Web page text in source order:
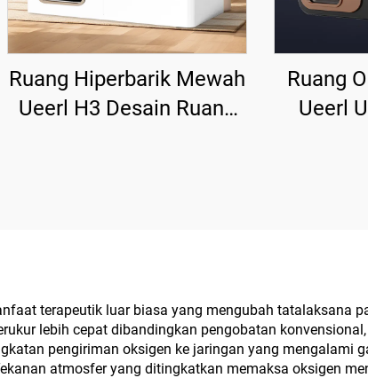
Ruang Hiperbarik Mewah
Ueerl H3 Desain Ruang
Ruang
Ueerl
terapeutik luar biasa yang mengubah tatalaksana
lebih cepat dibandingkan pengobatan
pengiriman oksigen ke jaringan yang mengalami
atmosfer yang ditingkatkan memaksa oksigen